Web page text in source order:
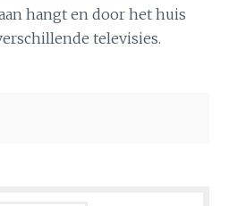
hangt en door het huis
televisies.